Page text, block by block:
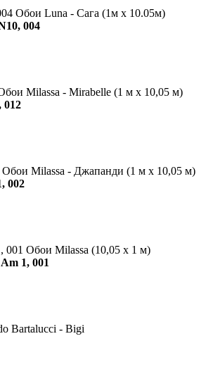
Обои Luna - Сага (1м х 10.05м)
004
Milassa - Mirabelle (1 м х 10,05 м)
012
Milassa - Джапанди (1 м х 10,05 м)
002
001 Обои Milassa (10,05 х 1 м)
1, 001
Bartalucci - Bigi